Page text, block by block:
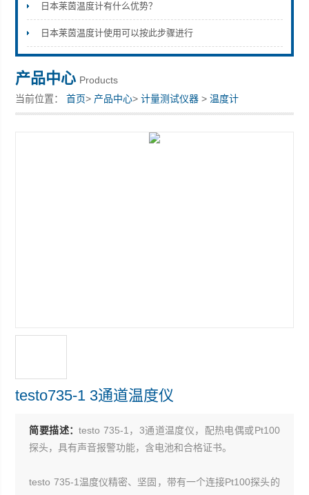
日本莱茵温度计有什么优势？
日本莱茵温度计使用可以按此步骤进行
产品中心 Products
当前位置：首页> 产品中心>计量测试仪器 >温度计
testo735-1 3通道温度仪
简要描述：testo 735-1，3通道温度仪，配热电偶或Pt100
探头，具有声音报警功能，含电池和合格证书。
testo 735-1温度仪精密、坚固，带有一个连接Pt100探头的